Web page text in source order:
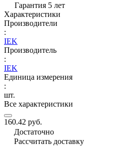
Гарантия 5 лет
Характеристики
Производители
:
IEK
Производитель
:
IEK
Единица измерения
:
шт.
Все характеристики
160.42 руб.
Достаточно
Рассчитать доставку